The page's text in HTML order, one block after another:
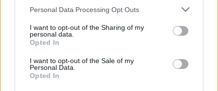
Please note that this website/app uses one or more Google
not limited to your visit or usage behaviour. You may click to
grant or deny consent to Google and its third-party tags to
use your data for below specified purposes in below Google
consent section.
Personal Data Processing Opt Outs
I want to opt-out of the Sharing of my
personal data.
Opted In
I want to opt-out of the Sale of my
Personal Data.
Opted In